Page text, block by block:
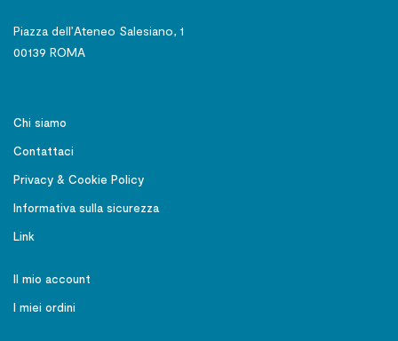
Piazza dell’Ateneo Salesiano, 1
00139 ROMA
Chi siamo
Contattaci
Privacy & Cookie Policy
Informativa sulla sicurezza
Link
Il mio account
I miei ordini